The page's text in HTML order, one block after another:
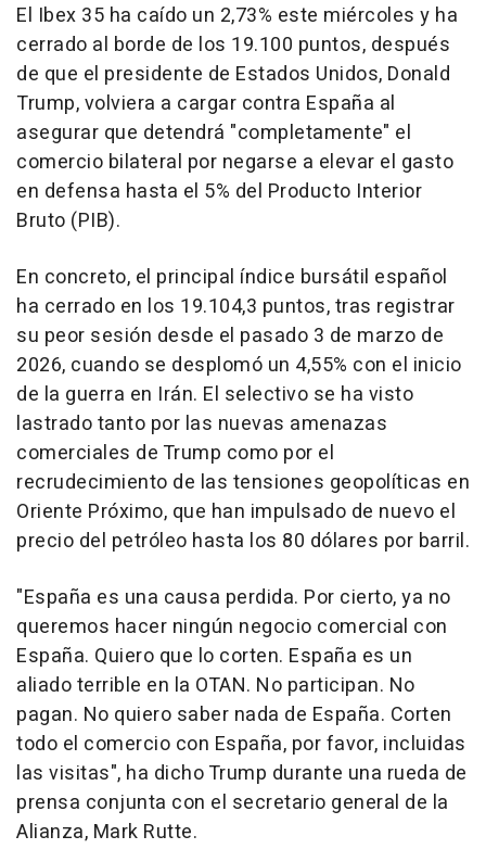
El Ibex 35 ha caído un 2,73% este miércoles y ha
cerrado al borde de los 19.100 puntos, después
de que el presidente de Estados Unidos, Donald
Trump, volviera a cargar contra España al
asegurar que detendrá "completamente" el
comercio bilateral por negarse a elevar el gasto
en defensa hasta el 5% del Producto Interior
Bruto (PIB).
En concreto, el principal índice bursátil español
ha cerrado en los 19.104,3 puntos, tras registrar
su peor sesión desde el pasado 3 de marzo de
2026, cuando se desplomó un 4,55% con el inicio
de la guerra en Irán. El selectivo se ha visto
lastrado tanto por las nuevas amenazas
comerciales de Trump como por el
recrudecimiento de las tensiones geopolíticas en
Oriente Próximo, que han impulsado de nuevo el
precio del petróleo hasta los 80 dólares por barril.
"España es una causa perdida. Por cierto, ya no
queremos hacer ningún negocio comercial con
España. Quiero que lo corten. España es un
aliado terrible en la OTAN. No participan. No
pagan. No quiero saber nada de España. Corten
todo el comercio con España, por favor, incluidas
las visitas", ha dicho Trump durante una rueda de
prensa conjunta con el secretario general de la
Alianza, Mark Rutte.